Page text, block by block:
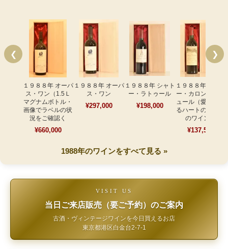
❮
１９８８年 オーパ
ス・ワン（1.5Ｌ
マグナムボトル・
画像でラベルの状
況をご確認く
¥660,000
１９８８年 オーパ
ス・ワン
¥297,000
１９８８年 シャト
ー・ラトゥール
¥198,000
１９８８年 シャト
ー・カロン・セギ
ュール（愛を伝え
るハートのラベル
のワイン）
¥137,500
❯
1988年のワインをすべて見る »
VISIT US
当日ご来店販売（要ご予約）のご案内
古酒・ヴィンテージワインを今日買えるお店
東京都港区白金台2-7-1